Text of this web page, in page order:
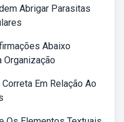
Abrigar Parasitas
Abaixo
Organização
Em Relação Ao